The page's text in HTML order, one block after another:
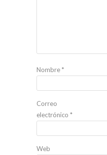
Nombre*
Correo
electrónico *
Web